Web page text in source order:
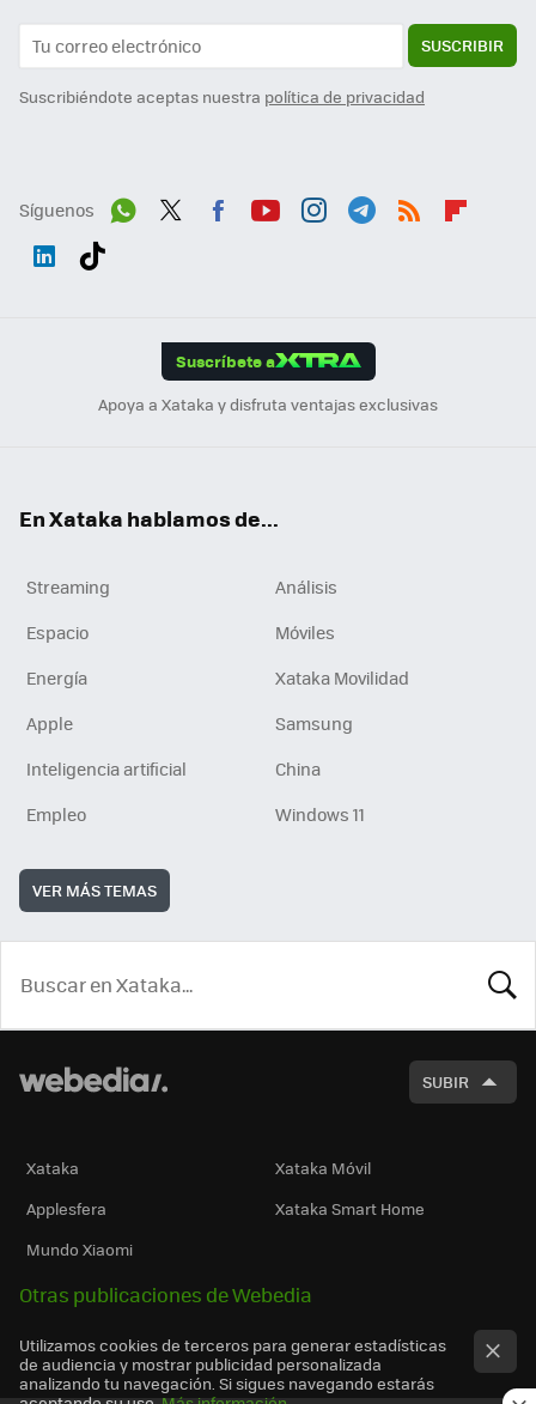
SUSCRIBIR
Suscribiéndote aceptas nuestra política de privacidad
Síguenos
Suscríbete a
Apoya a Xataka y disfruta ventajas exclusivas
En Xataka hablamos de...
Streaming
Análisis
Espacio
Móviles
Energía
Xataka Movilidad
Apple
Samsung
Inteligencia artificial
China
Empleo
Windows 11
VER MÁS TEMAS
SUBIR
Xataka
Xataka Móvil
Applesfera
Xataka Smart Home
Mundo Xiaomi
Otras publicaciones de Webedia
Utilizamos cookies de terceros para generar estadísticas
de audiencia y mostrar publicidad personalizada
analizando tu navegación. Si sigues navegando estarás